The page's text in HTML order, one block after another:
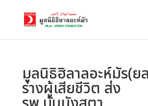
มูลนิธิฮิลาลอะห์มัร(ย
ร่างผู้เสียชีวิต ส่ง